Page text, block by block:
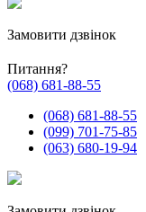
Замовити дзвінок
Питання?
(068) 681-88-55
(068) 681-88-55
(099) 701-75-85
(063) 680-19-94